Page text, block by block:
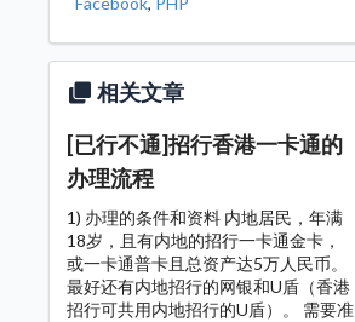
相关文章
[已行不通]招行香港一卡通的
办理流程
1) 办理的条件和资料 内地居民，年满
18岁，且有内地的招行一卡通金卡，
或一卡通普卡且总资产达5万人民币。
最好还有内地招行的网银和U盾（香港
招行可共用内地招行的U盾）。 需要准